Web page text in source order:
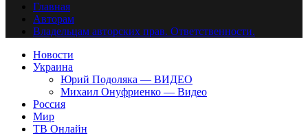
Главная
Авторам
Владельцам авторских прав. Ответственности.
Новости
Украина
Юрий Подоляка — ВИДЕО
Михаил Онуфриенко — Видео
Россия
Мир
ТВ Онлайн